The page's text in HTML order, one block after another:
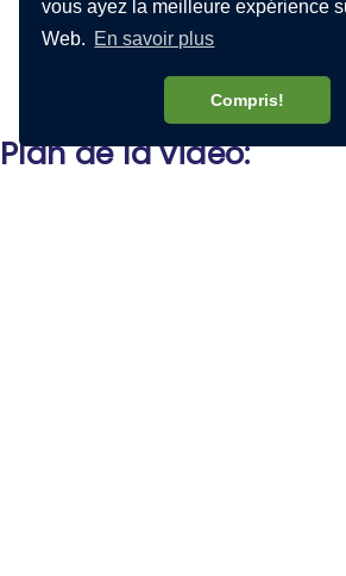
vous ayez la meilleure expérience
Web. En savoir plus
Compris!
Visionnez notre
enregistrée de
Plan de la vidéo: